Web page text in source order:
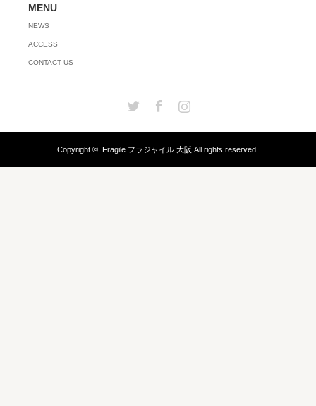
MENU
NEWS
ACCESS
CONTACT US
Twitter Facebook
Copyright ©Fragile フラジャイル 大阪 All rights reserved.